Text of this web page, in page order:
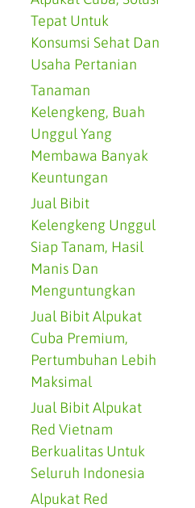
Tepat Untuk
Konsumsi Sehat Dan
Usaha Pertanian
Tanaman
Kelengkeng, Buah
Unggul Yang
Membawa Banyak
Keuntungan
Jual Bibit
Kelengkeng Unggul
Siap Tanam, Hasil
Manis Dan
Menguntungkan
Jual Bibit Alpukat
Cuba Premium,
Pertumbuhan Lebih
Maksimal
Jual Bibit Alpukat
Red Vietnam
Berkualitas Untuk
Seluruh Indonesia
Alpukat Red